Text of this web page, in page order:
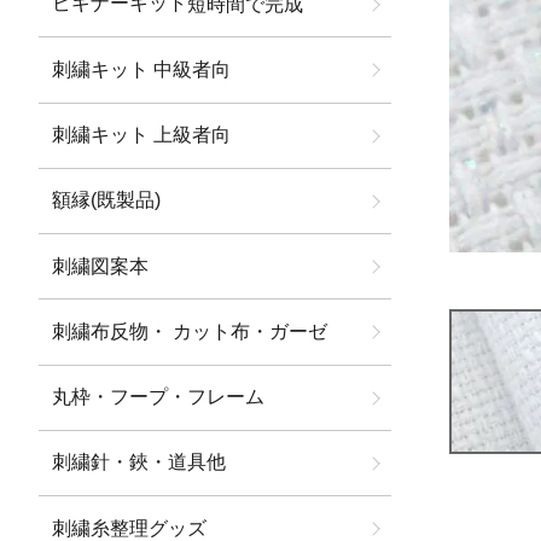
刺繍キット 中級者向
刺繍キット 上級者向
額縁(既製品)
刺繍図案本
刺繍布反物・ カット布・ガーゼ
丸枠・フープ・フレーム
刺繍針・鋏・道具他
刺繍糸整理グッズ